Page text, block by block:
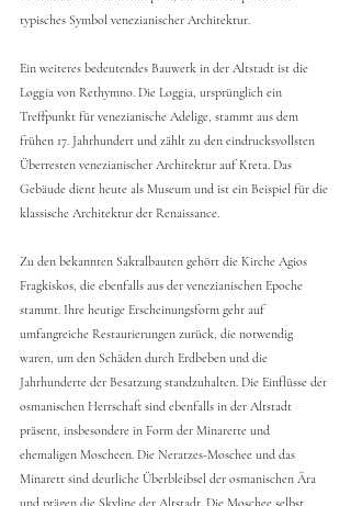
typisches Symbol venezianischer Architektur.
Ein weiteres bedeutendes Bauwerk in der Altstadt ist die
Loggia von Rethymno. Die Loggia, ursprünglich ein
Treffpunkt für venezianische Adelige, stammt aus dem
frühen 17. Jahrhundert und zählt zu den eindrucksvollsten
Überresten venezianischer Architektur auf Kreta. Das
Gebäude dient heute als Museum und ist ein Beispiel für die
klassische Architektur der Renaissance.
Zu den bekannten Sakralbauten gehört die Kirche Agios
Fragkiskos, die ebenfalls aus der venezianischen Epoche
stammt. Ihre heutige Erscheinungsform geht auf
umfangreiche Restaurierungen zurück, die notwendig
waren, um den Schäden durch Erdbeben und die
Jahrhunderte der Besatzung standzuhalten. Die Einflüsse der
osmanischen Herrschaft sind ebenfalls in der Altstadt
präsent, insbesondere in Form der Minarette und
ehemaligen Moscheen. Die Neratzes-Moschee und das
Minarett sind deutliche Überbleibsel der osmanischen Ära
und prägen die Skyline der Altstadt. Die Moschee selbst